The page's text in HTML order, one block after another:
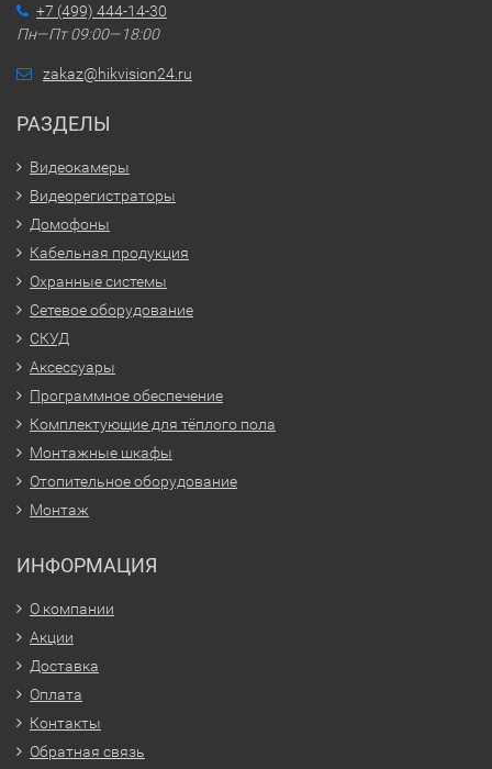
+7 (499) 444-14-30
Пн—Пт 09:00—18:00
zakaz@hikvision24.ru
РАЗДЕЛЫ
Видеокамеры
Видеорегистраторы
Домофоны
Кабельная продукция
Охранные системы
Сетевое оборудование
СКУД
Аксессуары
Программное обеспечение
Комплектующие для тёплого пола
Монтажные шкафы
Отопительное оборудование
Монтаж
ИНФОРМАЦИЯ
О компании
Акции
Доставка
Оплата
Контакты
Обратная связь